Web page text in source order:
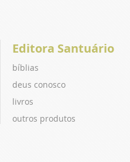
Editora Santuário
bíblias
deus conosco
livros
outros produtos